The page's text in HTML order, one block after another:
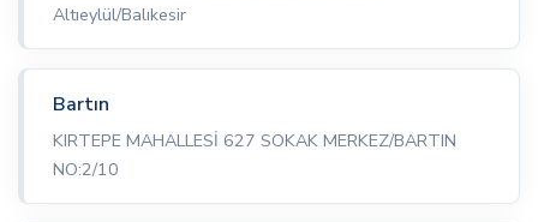
Altıeylül/Balıkesir
Bartın
KIRTEPE MAHALLESİ 627 SOKAK MERKEZ/BARTIN
NO:2/10